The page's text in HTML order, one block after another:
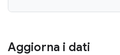
Aggiorna i dati